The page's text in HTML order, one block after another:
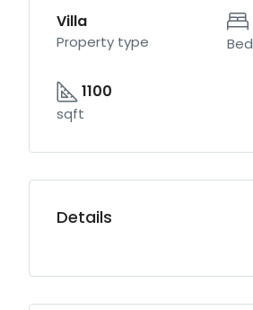
Villa
Property type
1100
sqft
Details